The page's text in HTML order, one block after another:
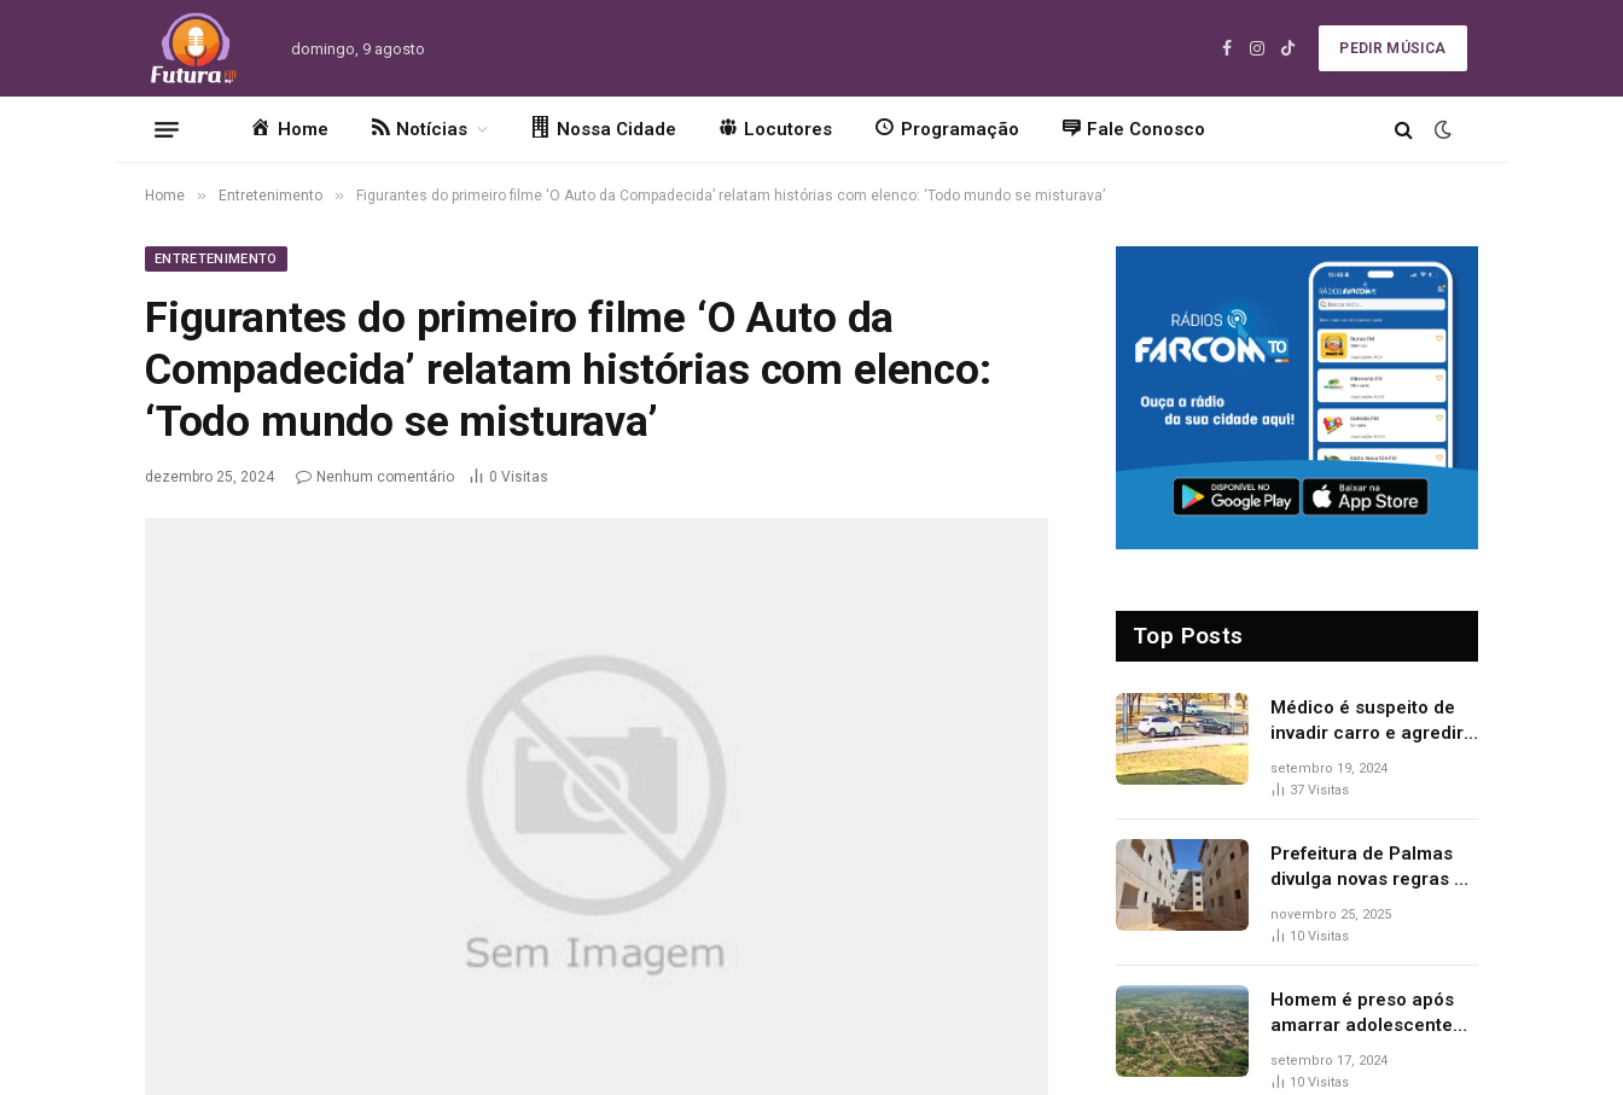
domingo, 9 agosto
Facebook
Instagram
TikTok
PEDIR MÚSICA
Home Notícias Nossa Cidade Locutores Programação Fale Conosco
Home » Entretenimento » Figurantes do primeiro filme ‘O Auto da Compadecida’ relatam histórias com elenco: ‘Todo mundo se misturava’
ENTRETENIMENTO
Figurantes do primeiro filme ‘O Auto da
Compadecida’ relatam histórias com elenco:
‘Todo mundo se misturava’
dezembro 25, 2024 Nenhum comentário 0 Visitas
Top Posts
Médico é suspeito de
invadir carro e agredir
delegado aposentado
durante confusão no
setembro 19, 2024
37 Visitas
Prefeitura de Palmas
divulga novas regras e
critérios de desempate
para seleção de
novembro 25, 2025
10 Visitas
Homem é preso após
amarrar adolescente
suspeito de furto em
estaca de cerca e
setembro 17, 2024
10 Visitas